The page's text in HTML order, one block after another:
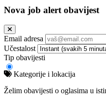
Nova job alert obavijest
Email adresa
Učestalost
Tip obavijesti
Kategorije i lokacija
Želim obavijesti o oglasima u